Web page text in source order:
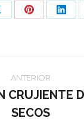
Compartir
ANTERIOR
anterior:
CRUJIENTE
SECOS